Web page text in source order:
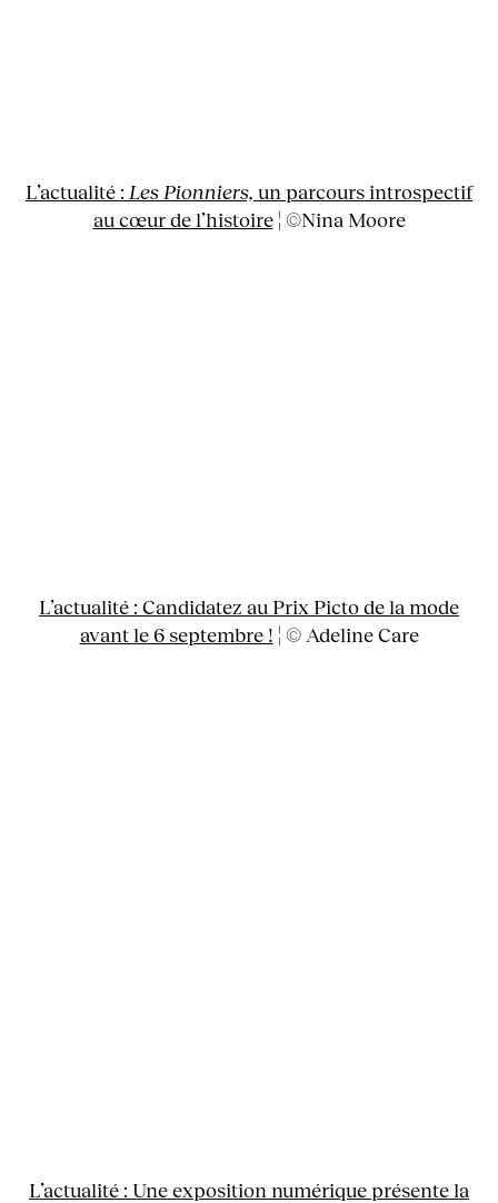
L’actualité : Les Pionniers, un parcours introspectif
au cœur de l’histoire¦ ©Nina Moore
L’actualité : Candidatez au Prix Picto de la mode
avant le 6 septembre ! ¦ © Adeline Care
L’actualité : Une exposition numérique présente la